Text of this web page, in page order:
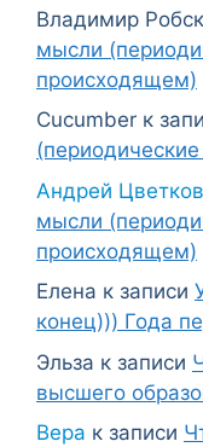
Владимир
мысли
происходящем)
Cucumber к
Андрей Цветков
мысли
происходящем)
Елена к записи
конец))) Года
Эльза к записи
высшего
Вера к записи